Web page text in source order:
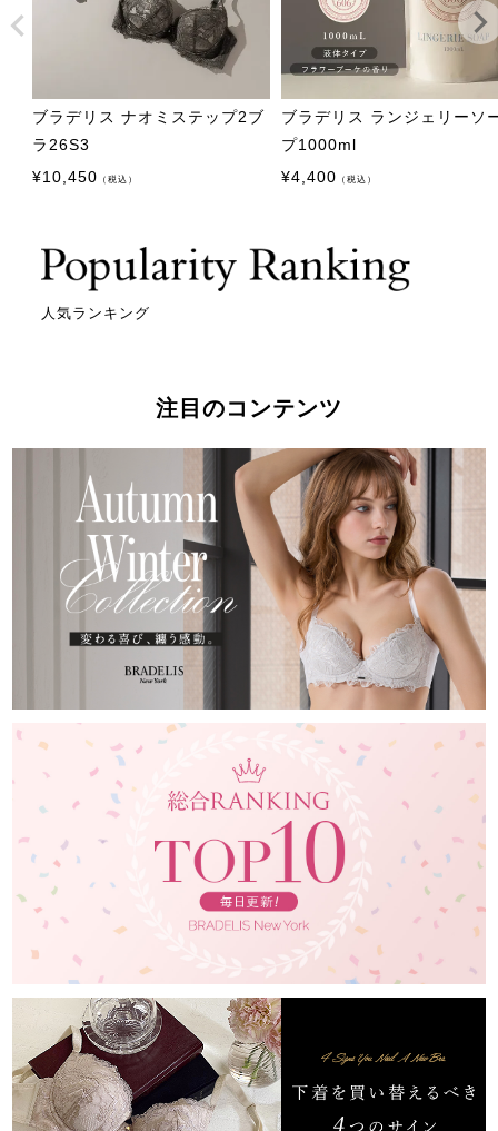
ブラデリス ナオミステップ2ブ
ラ26S3
¥10,450 （税込）
ブラデリス ランジェリーソ
プ1000ml
¥4,400 （税込）
人気ランキング
注目のコンテンツ